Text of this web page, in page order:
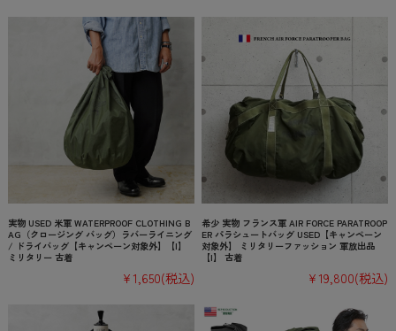
実物 USED 米軍 WATERPROOF CLOTHING B
AG（クロージング バッグ）ラバーライニング
/ ドライバッグ【キャンペーン対象外】【I】
ミリタリー 古着
¥1,650(税込)
希少 実物 フランス軍 AIR FORCE PARATROOP
ER パラシュートバッグ USED【キャンペーン
対象外】 ミリタリーファッション 軍放出品
【I】 古着
¥19,800(税込)